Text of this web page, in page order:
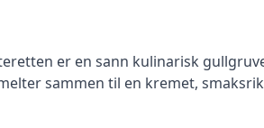
er en sann kulinarisk
sammen til en kremet,